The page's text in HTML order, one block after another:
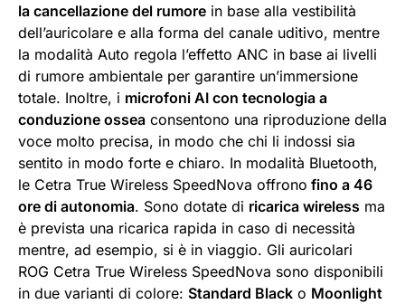
la cancellazione del rumore in base alla vestibilità
dell’auricolare e alla forma del canale uditivo, mentre
la modalità Auto regola l’effetto ANC in base ai livelli
di rumore ambientale per garantire un’immersione
totale. Inoltre, i microfoni AI con tecnologia a
conduzione ossea consentono una riproduzione della
voce molto precisa, in modo che chi li indossi sia
sentito in modo forte e chiaro. In modalità Bluetooth,
le Cetra True Wireless SpeedNova offrono fino a 46
ore di autonomia. Sono dotate di ricarica wireless ma
è prevista una ricarica rapida in caso di necessità
mentre, ad esempio, si è in viaggio. Gli auricolari
ROG Cetra True Wireless SpeedNova sono disponibili
in due varianti di colore: Standard Black o Moonlight